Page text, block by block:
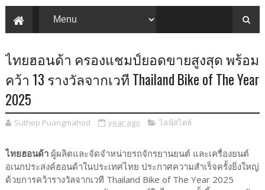
ไทยฮอนด้า ครองแชมป์ยอดขายสูงสุด พร้อม
คว้า 13 รางวัลจากเวที Thailand Bike of The Year
2025
Suthep Puangmahod year ago ไลฟ์สไตล์
ไทยฮอนด้าผู้ผลิตและจัดจำหน่ายรถจักรยานยนต์ และเครื่องยนต์
อเนกประสงค์ฮอนด้าในประเทศไทย ประกาศความสำเร็จครั้งยิ่งใหญ่
ด้วยการคว้ารางวัลจากเวที Thailand Bike of The Year 2025